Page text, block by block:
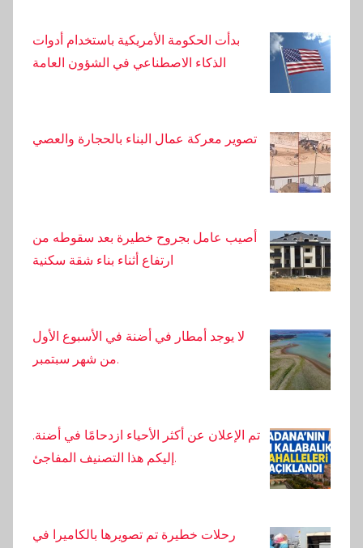
بدأت الحكومة الأمريكية باستخدام أدوات
الذكاء الاصطناعي في الشؤون العامة
تصوير معركة عمال البناء بالحجارة والعصي
أصيب عامل بجروح خطيرة بعد سقوطه من
ارتفاع أثناء بناء شقة سكنية
لا يوجد أمطار في أضنة في الأسبوع الأول
من شهر سبتمبر.
تم الإعلان عن أكثر الأحياء ازدحامًا في أضنة.
إليكم هذا التصنيف المفاجئ.
رحلات خطيرة تم تصويرها بالكاميرا في